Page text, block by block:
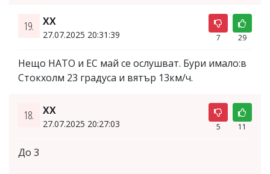
19. ХХ
27.07.2025 20:31:39 7 29
Нещо НАТО и ЕС май се ослушват. Бури имало:в
Стокхолм 23 градуса и вятър 13км/ч.
18. ХХ
27.07.2025 20:27:03 5 11
До 3